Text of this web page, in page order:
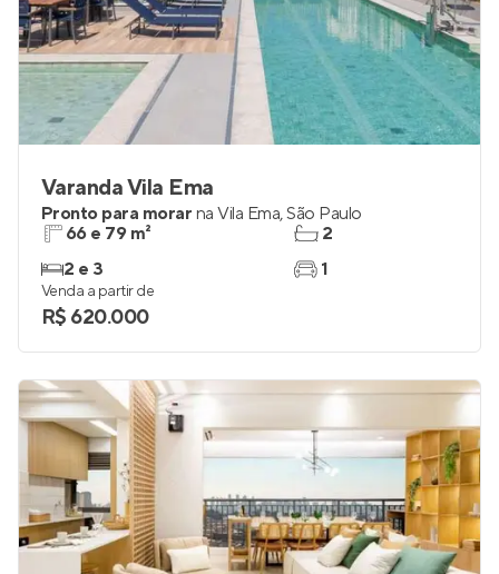
Varanda Vila Ema
Pronto para morar na Vila Ema,São Paulo
66 e 79 m²
2 e 3
2
1
Venda a partir de
R$ 620.000